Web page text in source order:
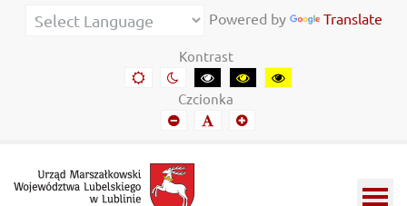
Urząd
Informacje
Lubelszczyźnie
Powered by Translate
Kontrast
Domyślny
kontrast
Kontrast
nocny
Kontrast
czarny-
biały
Kontrast
czarny-
Kontrast
żółto-
Czcionka
Mniejszy
font
Domyślny
font
Mniejszy